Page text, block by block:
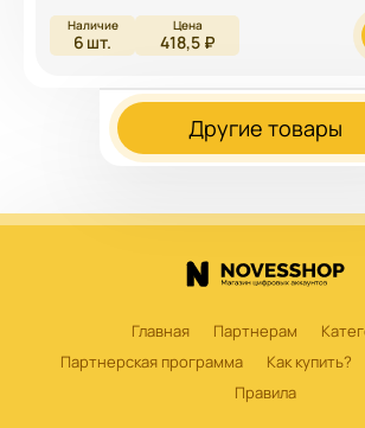
6 шт. 418,5 ₽
Другие товары
Главная Партнерам
Партнерская программа
Как купить?
Правила